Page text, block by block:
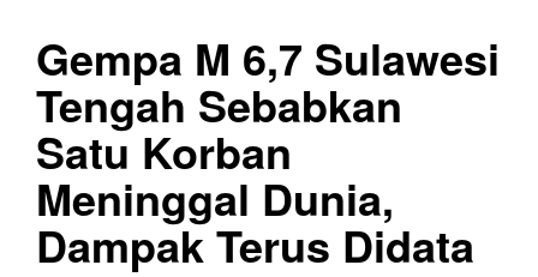
Gempa M 6,7 Sulawesi
Tengah Sebabkan
Satu Korban
Meninggal Dunia,
Dampak Terus Didata